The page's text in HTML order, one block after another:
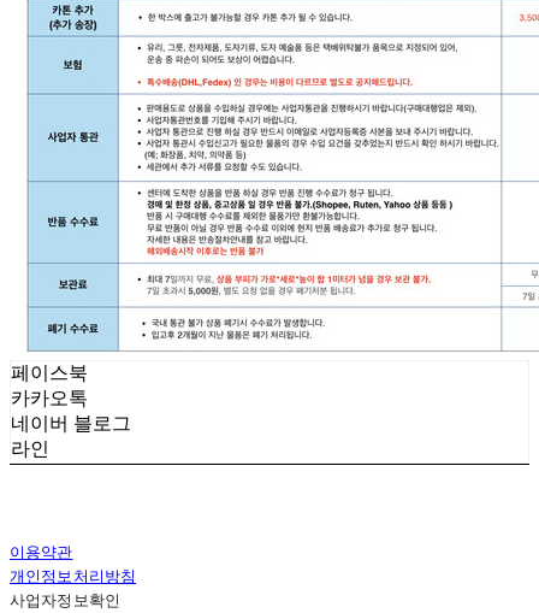
페이스북
카카오톡
네이버 블로그
라인
이용약관
개인정보처리방침
사업자정보확인